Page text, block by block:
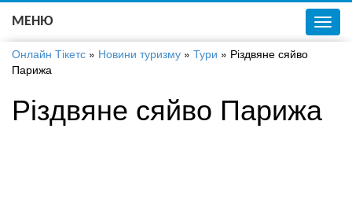
Українська
МЕНЮ
Онлайн Тікетс » Новини туризму » Тури » Різдвяне сяйво
Парижа
Різдвяне сяйво Парижа